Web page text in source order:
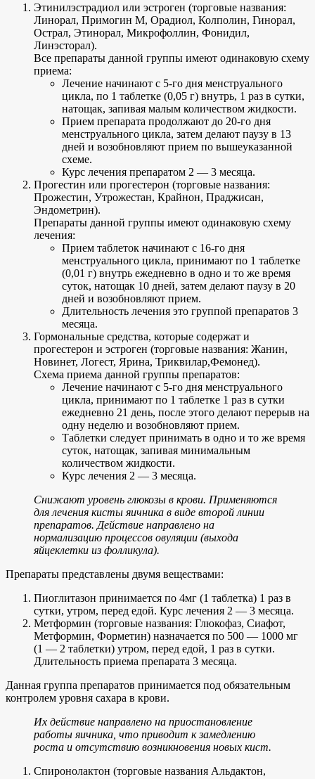
Этинилэстрадиол или эстроген (торговые названия:
Линорал, Примогин М, Орадиол, Колполин, Гинорал,
Острал, Этинорал, Микрофоллин, Фонидил,
Линэсторал).
Все препараты данной группы имеют одинаковую схему
приема:
Лечение начинают с 5-го дня менструального
цикла, по 1 таблетке (0,05 г) внутрь, 1 раз в сутки,
натощак, запивая малым количеством жидкости.
Прием препарата продолжают до 20-го дня
менструального цикла, затем делают паузу в 13
дней и возобновляют прием по вышеуказанной
схеме.
Курс лечения препаратом 2 — 3 месяца.
Прогестин или прогестерон (торговые названия:
Прожестин, Утрожестан, Крайнон, Праджисан,
Эндометрин).
Препараты данной группы имеют одинаковую схему
лечения:
Прием таблеток начинают с 16-го дня
менструального цикла, принимают по 1 таблетке
(0,01 г) внутрь ежедневно в одно и то же время
суток, натощак 10 дней, затем делают паузу в 20
дней и возобновляют прием.
Длительность лечения это группой препаратов 3
месяца.
Гормональные средства, которые содержат и
прогестерон и эстроген (торговые названия: Жанин,
Новинет, Логест, Ярина, Триквилар,Фемонед).
Схема приема данной группы препаратов:
Лечение начинают с 5-го дня менструального
цикла, принимают по 1 таблетке 1 раз в сутки
ежедневно 21 день, после этого делают перерыв на
одну неделю и возобновляют прием.
Таблетки следует принимать в одно и то же время
суток, натощак, запивая минимальным
количеством жидкости.
Курс лечения 2 — 3 месяца.
Снижают уровень глюкозы в крови. Применяются
для лечения кисты яичника в виде второй линии
препаратов. Действие направлено на
нормализацию процессов овуляции (выхода
яйцеклетки из фолликула).
Препараты представлены двумя веществами:
Пиоглитазон принимается по 4мг (1 таблетка) 1 раз в
сутки, утром, перед едой. Курс лечения 2 — 3 месяца.
Метформин (торговые названия: Глюкофаз, Сиафот,
Метформин, Форметин) назначается по 500 — 1000 мг
(1 — 2 таблетки) утром, перед едой, 1 раз в сутки.
Длительность приема препарата 3 месяца.
Данная группа препаратов принимается под обязательным
контролем уровня сахара в крови.
Их действие направлено на приостановление
работы яичника, что приводит к замедлению
роста и отсутствию возникновения новых кист.
Спиронолактон (торговые названия Альдактон,